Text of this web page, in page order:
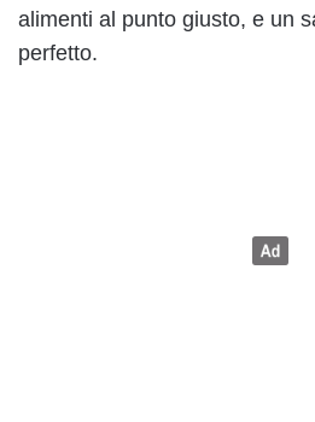
alimenti al punto giusto, e un
perfetto.